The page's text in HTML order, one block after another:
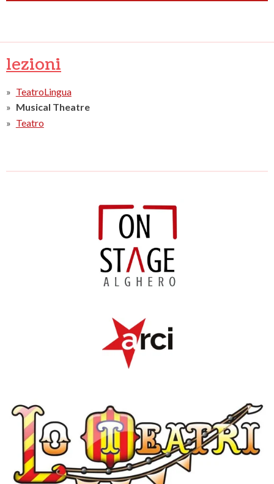
lezioni
TeatroLingua
Musical Theatre
Teatro